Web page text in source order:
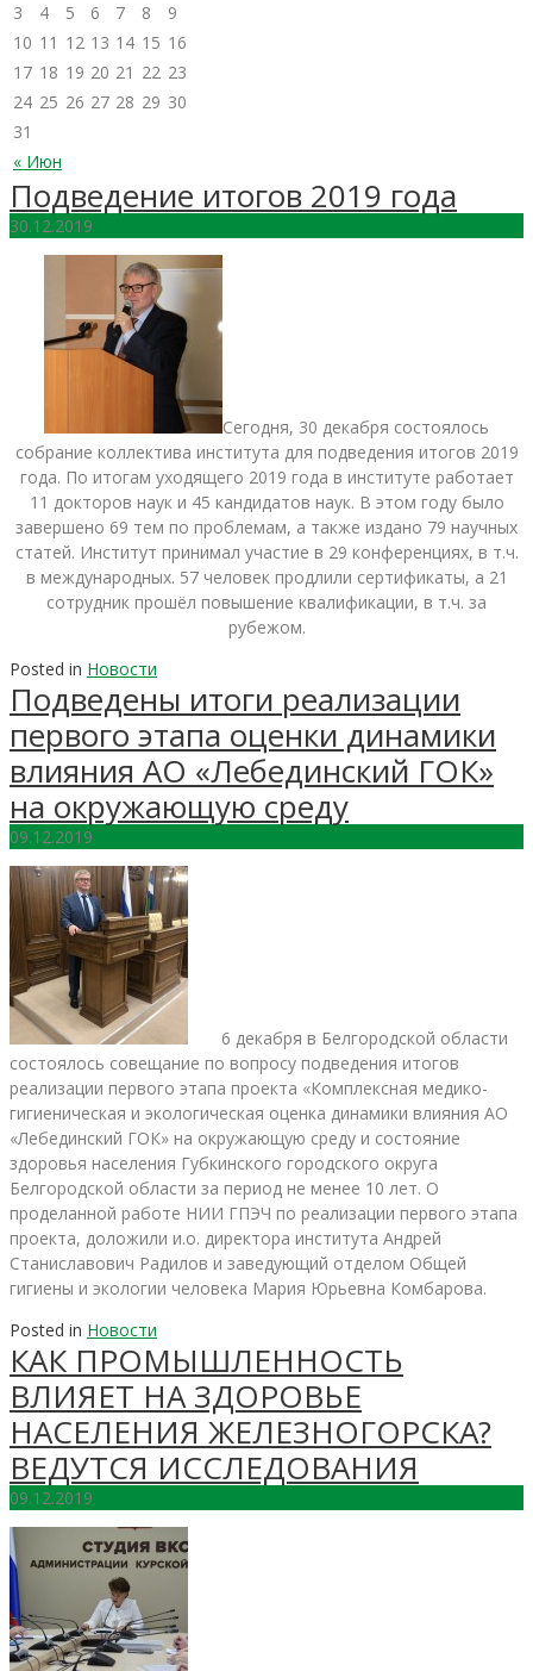
« Июн
3
4 5 6 7 8
9
10 11 12 13 14 15 16
17 18 19 20 21 22 23
24 25 26 27 28 29 30
31
Подведение итогов 2019 года
30.12.2019
Сегодня, 30 декабря состоялось
собрание коллектива института для подведения итогов 2019
года. По итогам уходящего 2019 года в институте работает
11 докторов наук и 45 кандидатов наук. В этом году было
завершено 69 тем по проблемам, а также издано 79 научных
статей. Институт принимал участие в 29 конференциях, в т.ч.
в международных. 57 человек продлили сертификаты, а 21
сотрудник прошёл повышение квалификации, в т.ч. за
рубежом.
Posted in Новости
Подведены итоги реализации
первого этапа оценки динамики
влияния АО «Лебединский ГОК»
на окружающую среду
09.12.2019
6 декабря в Белгородской области
состоялось совещание по вопросу подведения итогов
реализации первого этапа проекта «Комплексная медико-
гигиеническая и экологическая оценка динамики влияния АО
«Лебединский ГОК» на окружающую среду и состояние
здоровья населения Губкинского городского округа
Белгородской области за период не менее 10 лет. О
проделанной работе НИИ ГПЭЧ по реализации первого этапа
проекта, доложили и.о. директора института Андрей
Станиславович Радилов и заведующий отделом Общей
гигиены и экологии человека Мария Юрьевна Комбарова.
Posted in Новости
КАК ПРОМЫШЛЕННОСТЬ
ВЛИЯЕТ НА ЗДОРОВЬЕ
НАСЕЛЕНИЯ ЖЕЛЕЗНОГОРСКА?
ВЕДУТСЯ ИССЛЕДОВАНИЯ
09.12.2019